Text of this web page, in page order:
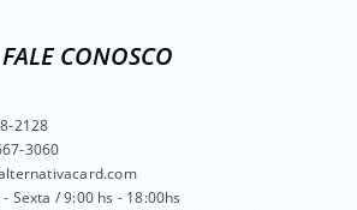
FALE CONOSCO
2128
3060
Sexta / 9:00 hs - 18:00hs